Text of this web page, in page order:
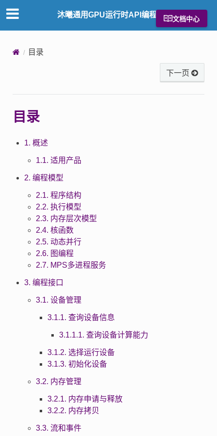
沐曦通用GPU运行时API编程指南
目录
下一页
目录
1. 概述
1.1. 适用产品
2. 编程模型
2.1. 程序结构
2.2. 执行模型
2.3. 内存层次模型
2.4. 核函数
2.5. 动态并行
2.6. 图编程
2.7. MPS多进程服务
3. 编程接口
3.1. 设备管理
3.1.1. 查询设备信息
3.1.1.1. 查询设备计算能力
3.1.2. 选择运行设备
3.1.3. 初始化设备
3.2. 内存管理
3.2.1. 内存申请与释放
3.2.2. 内存拷贝
3.3. 流和事件
文档中心